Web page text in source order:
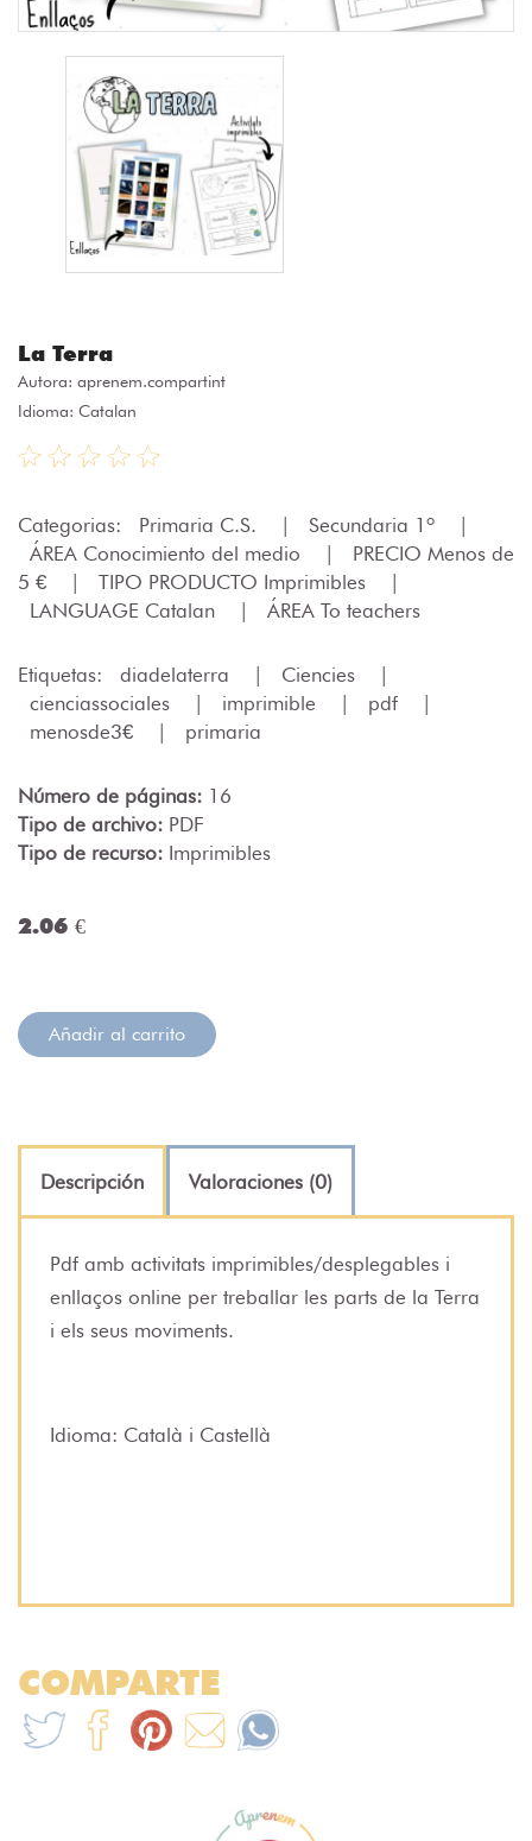
La Terra
Autora: aprenem.compartint
Idioma: Catalan
Categorias: Primaria C.S. Secundaria 1º
ÁREA Conocimiento del medio
PRECIO Menos de
5 €
TIPO PRODUCTO Imprimibles
LANGUAGE Catalan
ÁREA To teachers
Etiquetas: diadelaterra Ciencies
cienciassociales
imprimible pdf
menosde3€
primaria
Número de páginas: 16
Tipo de archivo: PDF
Tipo de recurso: Imprimibles
2.06 €
Añadir al carrito
Descripción Valoraciones (0)
Pdf amb activitats imprimibles/desplegables i
enllaços online per treballar les parts de la Terra
i els seus moviments.
Idioma: Català i Castellà
COMPARTE